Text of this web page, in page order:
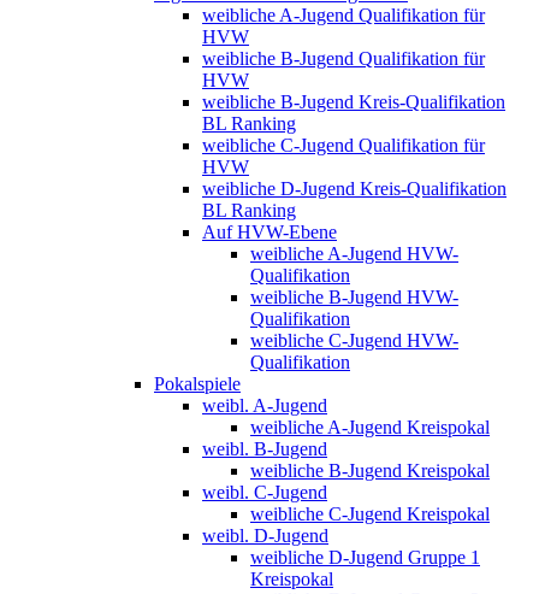
weibliche A-Jugend Qualifikation für
HVW
weibliche B-Jugend Qualifikation für
HVW
weibliche B-Jugend Kreis-Qualifikation
BL Ranking
weibliche C-Jugend Qualifikation für
HVW
weibliche D-Jugend Kreis-Qualifikation
BL Ranking
Auf HVW-Ebene
weibliche A-Jugend HVW-
Qualifikation
weibliche B-Jugend HVW-
Qualifikation
weibliche C-Jugend HVW-
Qualifikation
Pokalspiele
weibl. A-Jugend
weibliche A-Jugend Kreispokal
weibl. B-Jugend
weibliche B-Jugend Kreispokal
weibl. C-Jugend
weibliche C-Jugend Kreispokal
weibl. D-Jugend
weibliche D-Jugend Gruppe 1
Kreispokal